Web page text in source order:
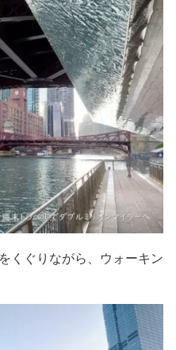
くぐりながら、ウォーキン